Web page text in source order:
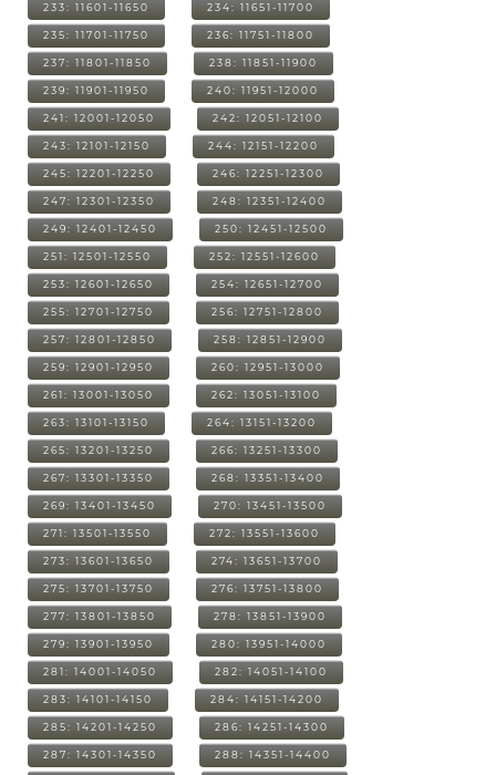
233: 11601-11650 234: 11651-11700
235: 11701-11750 236: 11751-11800
237: 11801-11850 238: 11851-11900
239: 11901-11950 240: 11951-12000
241: 12001-12050 242: 12051-12100
243: 12101-12150 244: 12151-12200
245: 12201-12250 246: 12251-12300
247: 12301-12350 248: 12351-12400
249: 12401-12450 250: 12451-12500
251: 12501-12550 252: 12551-12600
253: 12601-12650 254: 12651-12700
255: 12701-12750 256: 12751-12800
257: 12801-12850 258: 12851-12900
259: 12901-12950 260: 12951-13000
261: 13001-13050 262: 13051-13100
263: 13101-13150 264: 13151-13200
265: 13201-13250 266: 13251-13300
267: 13301-13350 268: 13351-13400
269: 13401-13450 270: 13451-13500
271: 13501-13550 272: 13551-13600
273: 13601-13650 274: 13651-13700
275: 13701-13750 276: 13751-13800
277: 13801-13850 278: 13851-13900
279: 13901-13950 280: 13951-14000
281: 14001-14050 282: 14051-14100
283: 14101-14150 284: 14151-14200
285: 14201-14250 286: 14251-14300
287: 14301-14350 288: 14351-14400